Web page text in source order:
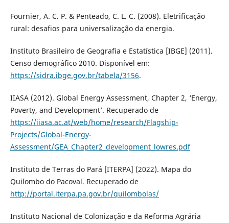
Fournier, A. C. P. & Penteado, C. L. C. (2008). Eletrificação
rural: desafios para universalização da energia.
Instituto Brasileiro de Geografia e Estatística [IBGE] (2011).
Censo demográfico 2010. Disponível em:
https://sidra.ibge.gov.br/tabela/3156.
IIASA (2012). Global Energy Assessment, Chapter 2, ‘Energy,
Poverty, and Development’. Recuperado de
https://iiasa.ac.at/web/home/research/Flagship-
Projects/Global-Energy-
Assessment/GEA_Chapter2_development_lowres.pdf
Instituto de Terras do Pará [ITERPA] (2022). Mapa do
Quilombo do Pacoval. Recuperado de
http://portal.iterpa.pa.gov.br/quilombolas/
Instituto Nacional de Colonização e da Reforma Agrária